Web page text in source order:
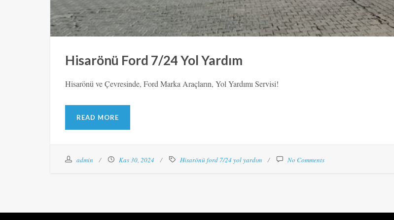
Hisarönü Ford 7/24 Yol Yardım
Hisarönü ve Çevresinde, Ford Marka Araçların, Yol Yardımı Servisi!
READ MORE
admin Kas 30, 2024 Hisarönü ford 7/24 yol yardım No Comments